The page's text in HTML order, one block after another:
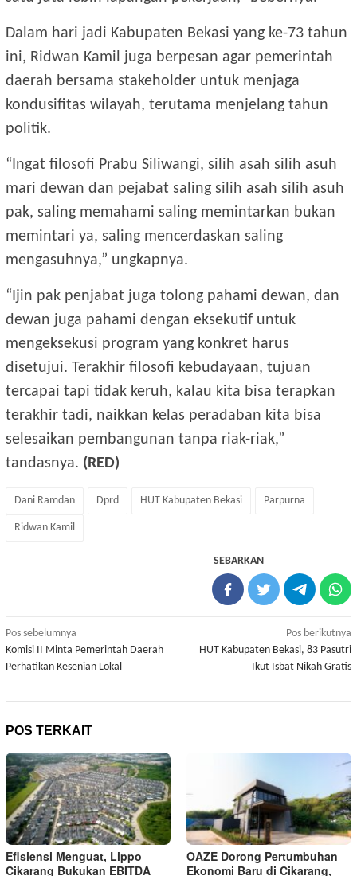
Dalam hari jadi Kabupaten Bekasi yang ke-73 tahun
ini, Ridwan Kamil juga berpesan agar pemerintah
daerah bersama stakeholder untuk menjaga
kondusifitas wilayah, terutama menjelang tahun
politik.
“Ingat filosofi Prabu Siliwangi, silih asah silih asuh
mari dewan dan pejabat saling silih asah silih asuh
pak, saling memahami saling memintarkan bukan
memintari ya, saling mencerdaskan saling
mengasuhnya,” ungkapnya.
“Ijin pak penjabat juga tolong pahami dewan, dan
dewan juga pahami dengan eksekutif untuk
mengeksekusi program yang konkret harus
disetujui. Terakhir filosofi kebudayaan, tujuan
tercapai tapi tidak keruh, kalau kita bisa terapkan
terakhir tadi, naikkan kelas peradaban kita bisa
selesaikan pembangunan tanpa riak-riak,”
tandasnya. (RED)
Dani Ramdan Dprd HUT Kabupaten Bekasi Parpurna
Ridwan Kamil
SEBARKAN
Navigasi
pos
Pos sebelumnya
Komisi II Minta Pemerintah Daerah
Perhatikan Kesenian Lokal
Pos berikutnya
HUT Kabupaten Bekasi, 83 Pasutri
Ikut Isbat Nikah Gratis
POS TERKAIT
Efisiensi Menguat, Lippo
Cikarang Bukukan EBITDA
OAZE Dorong Pertumbuhan
Ekonomi Baru di Cikarang,